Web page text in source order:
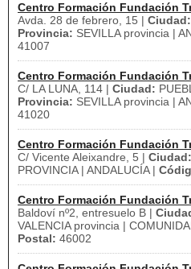
Centro Formación Fundación
Avda. 28 de febrero, 15 | Ciudad:
Provincia: SEVILLA provincia |
41007
Centro Formación Fundación
C/ LA LUNA, 114 | Ciudad:
Provincia: SEVILLA provincia |
41020
Centro Formación Fundación
C/ Vicente Aleixandre, 5 | Ciudad:
PROVINCIA | ANDALUCÍA |
Centro Formación Fundación
Baldoví nº2, entresuelo B |
VALENCIA provincia |
Postal: 46002